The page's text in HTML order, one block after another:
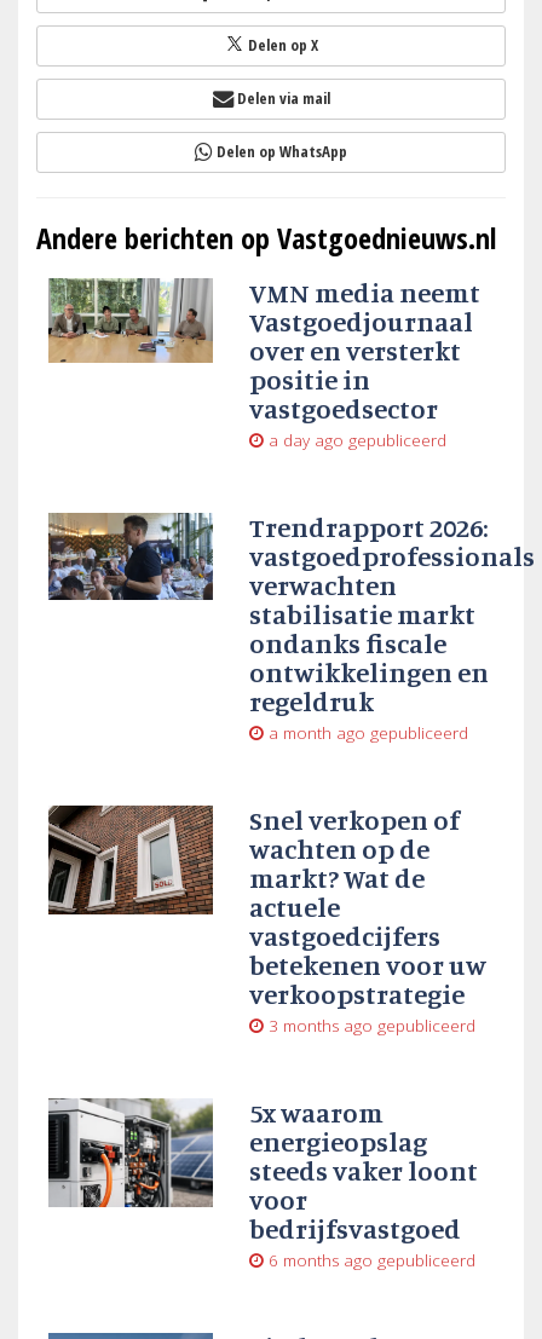
Delen op X
Delen via mail
Delen op WhatsApp
Andere berichten op Vastgoednieuws.nl
VMN media neemt
Vastgoedjournaal
over en versterkt
positie in
vastgoedsector
a day ago gepubliceerd
Trendrapport 2026:
vastgoedprofessionals
verwachten
stabilisatie markt
ondanks fiscale
ontwikkelingen en
regeldruk
a month ago gepubliceerd
Snel verkopen of
wachten op de
markt? Wat de
actuele
vastgoedcijfers
betekenen voor uw
verkoopstrategie
3 months ago gepubliceerd
5x waarom
energieopslag
steeds vaker loont
voor
bedrijfsvastgoed
6 months ago gepubliceerd